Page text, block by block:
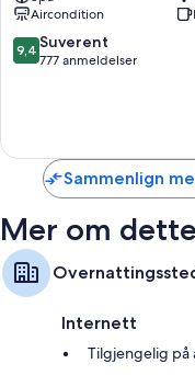
Aircondition
9.4
av
9,4 Suverent
777 anmeldelser
Sammenlign
Mer om
Internett
Tilgjengelig på